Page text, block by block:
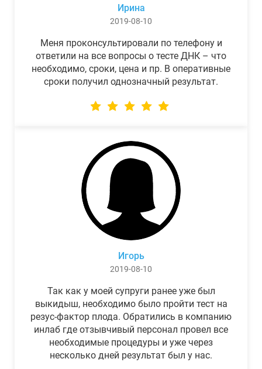
Ирина
2019-08-10
Меня проконсультировали по телефону и
ответили на все вопросы о тесте ДНК – что
необходимо, сроки, цена и пр. В оперативные
сроки получил однозначный результат.
Игорь
2019-08-10
Так как у моей супруги ранее уже был
выкидыш, необходимо было пройти тест на
резус-фактор плода. Обратились в компанию
инлаб где отзывчивый персонал провел все
необходимые процедуры и уже через
несколько дней результат был у нас.